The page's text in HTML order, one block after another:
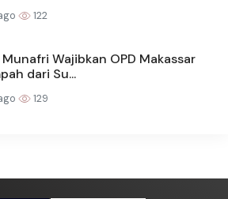
122
Wajibkan OPD Makassar
dari Su...
129